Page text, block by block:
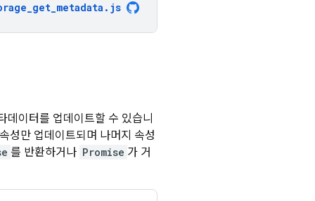
. js
이터를 업데이트할 수 있습니
성만 업데이트되며 나머지 속성
를 반환하거나 Promise 가 거